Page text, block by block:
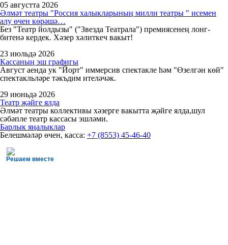
05 августта 2026
Әлмәт театры "Россия халыкларының милли театры " исемен
алу өчен көрәшә…
Без "Театр йолдызы" ("Звезда Театрала") премиясенең лонг-
битенә кердек. Хәзер хәлиткеч вакыт!
23 июльдә 2026
Кассаның эш графигы
Август аенда ук "Йорт" иммерсив спектакле һәм "Өзелгән көй"
спектакльләре тәкъдим ителәчәк.
29 июньдә 2026
Театр җәйге ялда
Әлмәт театры коллективы хәзерге вакытта җәйге ялда,шул
сәбәпле театр кассасы эшләми.
Барлык яңалыклар
Белешмәләр өчен, касса: +7 (8553) 45-46-40
Решаем вместе